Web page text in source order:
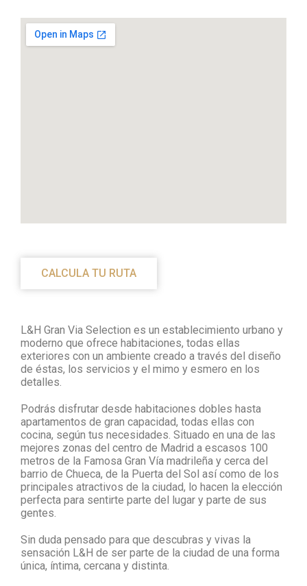
CALCULA TU RUTA
L&H Gran Via Selection es un establecimiento urbano y
moderno que ofrece habitaciones, todas ellas
exteriores con un ambiente creado a través del diseño
de éstas, los servicios y el mimo y esmero en los
detalles.
Podrás disfrutar desde habitaciones dobles hasta
apartamentos de gran capacidad, todas ellas con
cocina, según tus necesidades. Situado en una de las
mejores zonas del centro de Madrid a escasos 100
metros de la Famosa Gran Vía madrileña y cerca del
barrio de Chueca, de la Puerta del Sol así como de los
principales atractivos de la ciudad, lo hacen la elección
perfecta para sentirte parte del lugar y parte de sus
gentes.
Sin duda pensado para que descubras y vivas la
sensación L&H de ser parte de la ciudad de una forma
única, íntima, cercana y distinta.